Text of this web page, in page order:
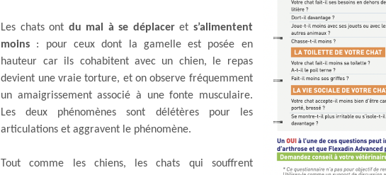
Les chats ont du mal à se déplaceret s’alimentent
moins : pour ceux dont la gamelle est posée en
hauteur car ils cohabitent avec un chien, le repas
devient une vraie torture, et on observe fréquemment
un amaigrissement associé à une fonte musculaire.
Les deux phénomènes sont délétères pour les
articulations et aggravent le phénomène.
Tout comme les chiens, les chats qui souffrent